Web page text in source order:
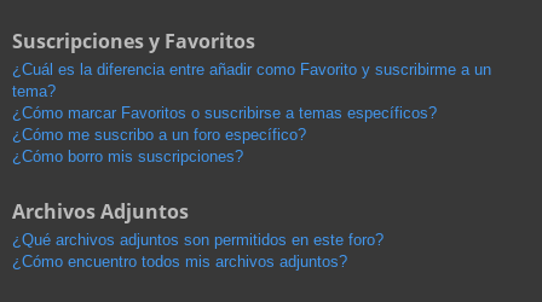
Suscripciones y Favoritos
¿Cuál es la diferencia entre añadir como Favorito y suscribirme a un
tema?
¿Cómo marcar Favoritos o suscribirse a temas específicos?
¿Cómo me suscribo a un foro específico?
¿Cómo borro mis suscripciones?
Archivos Adjuntos
¿Qué archivos adjuntos son permitidos en este foro?
¿Cómo encuentro todos mis archivos adjuntos?